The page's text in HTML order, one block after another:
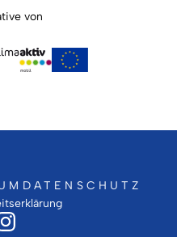
von
DATENSCHUTZ